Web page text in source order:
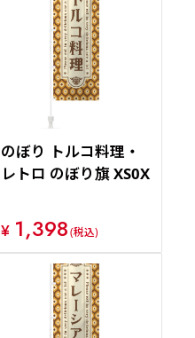
のぼり トルコ料理・
レトロ のぼり旗 XS0X
¥ 1,398(税込)